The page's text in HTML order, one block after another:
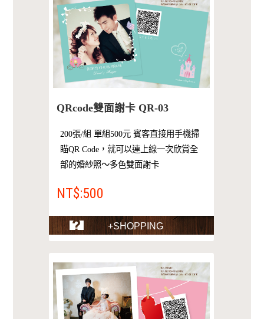
QRcode雙面謝卡 QR-03
200張/組 單組500元 賓客直接用手機掃
瞄QR Code，就可以連上線一次欣賞全
部的婚紗照～多色雙面謝卡
NT$:500
+SHOPPING